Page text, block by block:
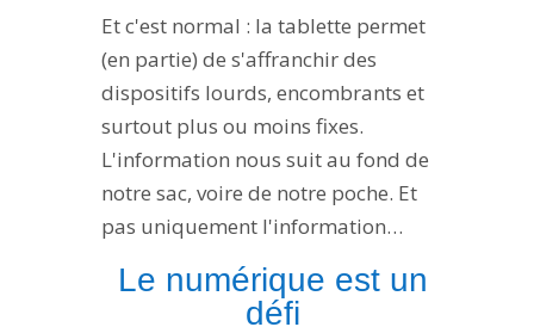
Et c'est normal : la tablette permet
(en partie) de s'affranchir des
dispositifs lourds, encombrants et
surtout plus ou moins fixes.
L'information nous suit au fond de
notre sac, voire de notre poche. Et
pas uniquement l'information…
Le numérique est un
défi